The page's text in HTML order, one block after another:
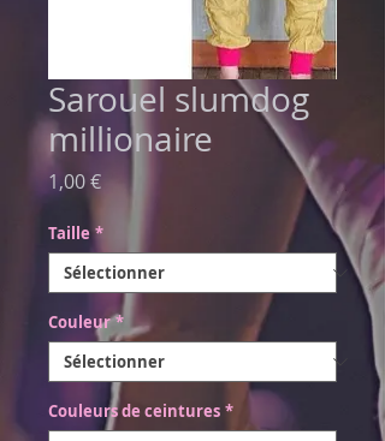
Sarouel slumdog
millionaire
1,00 €Prix
Taille *
Couleur *
Couleurs de ceintures *